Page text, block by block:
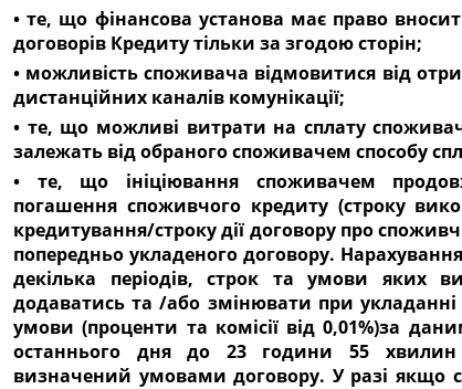
• те, що фінансова установа має право
договорів Кредиту тільки за згодою сторін;
• можливість споживача відмовитися від
дистанційних каналів комунікації;
• те, що можливі витрати на сплату
залежать від обраного споживачем способу
• те, що ініціювання споживачем
погашення споживчого кредиту (строку
кредитування/строку дії договору про
попередньо укладеного договору.
декілька періодів, строк та умови яких
додаватись та /або змінювати при
умови (проценти та комісії від 0,01%)за
останнього дня до 23 години 55 хвилин
визначений умовами договору. У разі якщо